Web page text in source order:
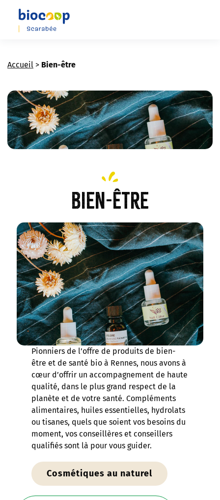
Skip
content
Accueil > Bien-être
Bien-être
Pionniers de l’offre de produits de bien-
être et de santé bio à Rennes, nous avons à
cœur d’offrir un accompagnement de haute
qualité, dans le plus grand respect de la
planète et de votre santé. Compléments
alimentaires, huiles essentielles, hydrolats
ou tisanes, quels que soient vos besoins du
moment, vos conseillères et conseillers
qualifiés sont là pour vous guider.
Cosmétiques au naturel